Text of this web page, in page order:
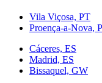
Vila Viçosa, PT
Proença-a-Nova,
Cáceres, ES
Madrid, ES
Bissaquel, GW